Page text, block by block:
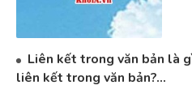
Liên kết trong văn bản là
liên kết trong văn bản?...